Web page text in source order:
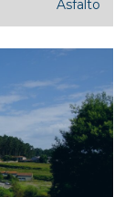
Asfalto